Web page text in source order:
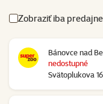
Zobraziť iba
Bánovce nad
Svätoplukova
nedostupné